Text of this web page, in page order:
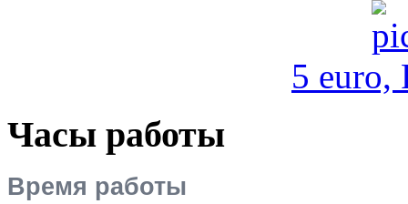
5 euro,
Часы работы
Время работы